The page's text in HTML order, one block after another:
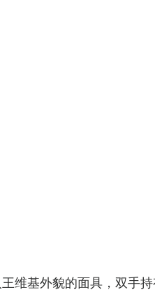
维基外貌的面具，双手